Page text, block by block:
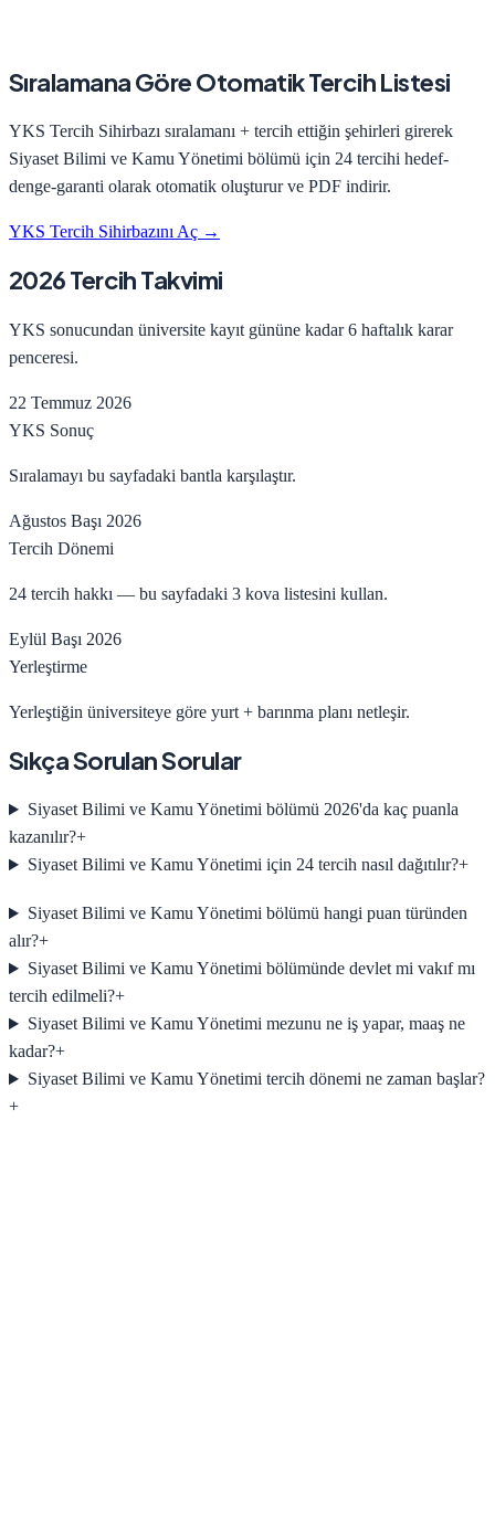
Sıralamana Göre Otomatik Tercih Listesi
YKS Tercih Sihirbazı sıralamanı + tercih ettiğin şehirleri girerek
Siyaset Bilimi ve Kamu Yönetimi bölümü için 24 tercihi hedef-
denge-garanti olarak otomatik oluşturur ve PDF indirir.
YKS Tercih Sihirbazını Aç →
2026 Tercih Takvimi
YKS sonucundan üniversite kayıt gününe kadar 6 haftalık karar
penceresi.
22 Temmuz 2026
YKS Sonuç
Sıralamayı bu sayfadaki bantla karşılaştır.
Ağustos Başı 2026
Tercih Dönemi
24 tercih hakkı — bu sayfadaki 3 kova listesini kullan.
Eylül Başı 2026
Yerleştirme
Yerleştiğin üniversiteye göre yurt + barınma planı netleşir.
Sıkça Sorulan Sorular
Siyaset Bilimi ve Kamu Yönetimi bölümü 2026'da kaç puanla
kazanılır?+
Siyaset Bilimi ve Kamu Yönetimi için 24 tercih nasıl dağıtılır?+
Siyaset Bilimi ve Kamu Yönetimi bölümü hangi puan türünden
alır?+
Siyaset Bilimi ve Kamu Yönetimi bölümünde devlet mi vakıf mı
tercih edilmeli?+
Siyaset Bilimi ve Kamu Yönetimi mezunu ne iş yapar, maaş ne
kadar?+
Siyaset Bilimi ve Kamu Yönetimi tercih dönemi ne zaman başlar?
+